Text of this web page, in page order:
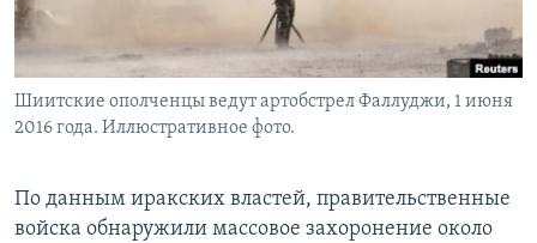
Шиитские ополченцы ведут артобстрел Фаллуджи, 1 июня
2016 года. Иллюстративное фото.
По данным иракских властей, правительственные
войска обнаружили массовое захоронение около